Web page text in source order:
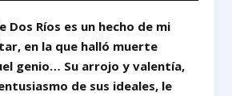
Dos Ríos es un hecho de mi
en la que halló muerte
genio… Su arrojo y valentía,
de sus ideales, le